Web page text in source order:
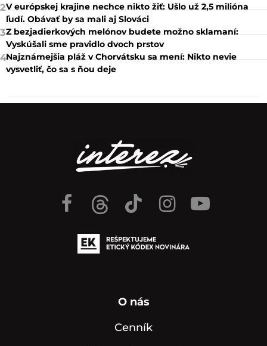
2V európskej krajine nechce nikto žiť: Ušlo už 2,5 milióna
ľudí. Obávať by sa mali aj Slováci
3Z bezjadierkových melónov budete možno sklamaní:
Vyskúšali sme pravidlo dvoch prstov
4Najznámejšia pláž v Chorvátsku sa mení: Nikto nevie
vysvetliť, čo sa s ňou deje
O nás
Cenník